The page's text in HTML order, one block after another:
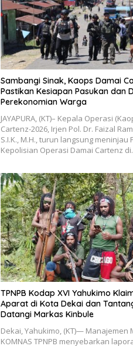
Sambangi Sinak, Kaops Damai
Pastikan Kesiapan Pasukan dan
Perekonomian Warga
JAYAPURA, (KT)– Kepala Operasi
Cartenz-2026, Irjen Pol. Dr. Faizal
S.I.K., M.H., turun langsung meninjau
Kepolisian Operasi Damai Cartenz
TPNPB Kodap XVI Yahukimo
Aparat di Kota Dekai dan
Datangi Markas Kinbule
Dekai, Yahukimo, (KT)— Manajemen
KOMNAS TPNPB menyebarkan